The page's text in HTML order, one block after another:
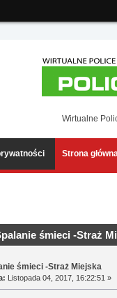
Wirtualne
Strona
śmieci -Straż
śmieci -Straż Miejska
Listopada 04, 2017, 16:22:51 »